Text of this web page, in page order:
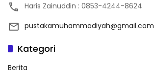
Haris Zainuddin : 0853-4244-8624
pustakamuhammadiyah@gmail.com
Kategori
Berita